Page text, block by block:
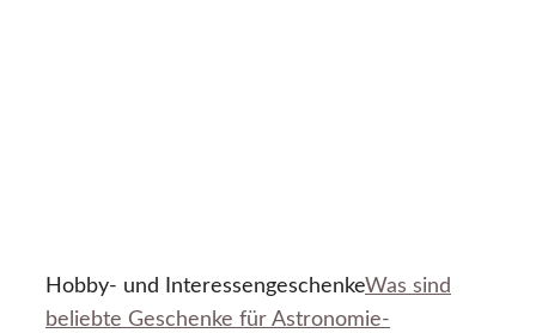
Hobby- und InteressengeschenkeWas sind
beliebte Geschenke für Astronomie-